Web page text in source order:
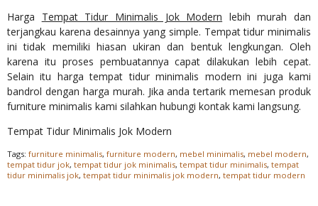
Harga Tempat Tidur Minimalis Jok Modern lebih murah dan
terjangkau karena desainnya yang simple. Tempat tidur minimalis
ini tidak memiliki hiasan ukiran dan bentuk lengkungan. Oleh
karena itu proses pembuatannya capat dilakukan lebih cepat.
Selain itu harga tempat tidur minimalis modern ini juga kami
bandrol dengan harga murah. Jika anda tertarik memesan produk
furniture minimalis kami silahkan hubungi kontak kami langsung.
Tempat Tidur Minimalis Jok Modern
Tags: furniture minimalis, furniture modern, mebel minimalis, mebel modern,
tempat tidur jok, tempat tidur jok minimalis, tempat tidur minimalis, tempat
tidur minimalis jok, tempat tidur minimalis jok modern, tempat tidur modern